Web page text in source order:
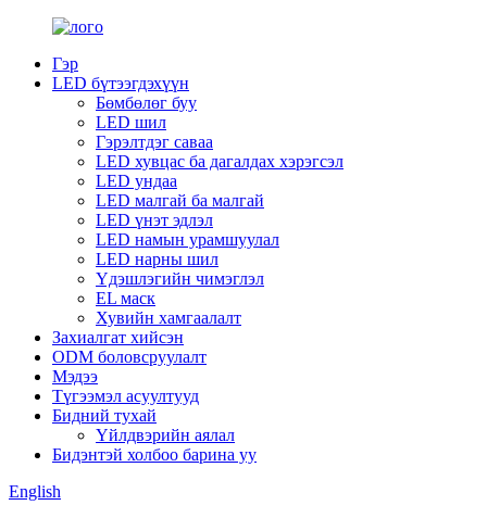
Гэр
LED бүтээгдэхүүн
Бөмбөлөг буу
LED шил
Гэрэлтдэг саваа
LED хувцас ба дагалдах хэрэгсэл
LED ундаа
LED малгай ба малгай
LED үнэт эдлэл
LED намын урамшуулал
LED нарны шил
Үдэшлэгийн чимэглэл
EL маск
Хувийн хамгаалалт
Захиалгат хийсэн
ODM боловсруулалт
Мэдээ
Түгээмэл асуултууд
Бидний тухай
Үйлдвэрийн аялал
Бидэнтэй холбоо барина уу
English